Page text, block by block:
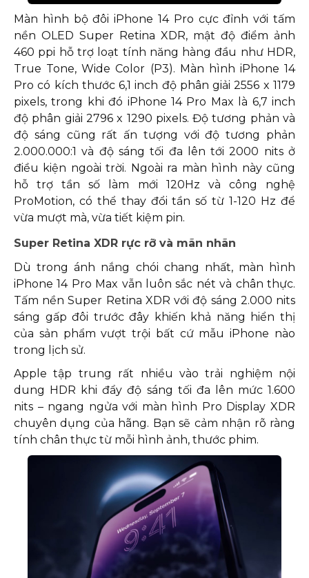
Màn hình bộ đôi iPhone 14 Pro cực đỉnh với tấm
nền OLED Super Retina XDR, mật độ điểm ảnh
460 ppi hỗ trợ loạt tính năng hàng đầu như HDR,
True Tone, Wide Color (P3). Màn hình iPhone 14
Pro có kích thước 6,1 inch độ phân giải 2556 x 1179
pixels, trong khi đó iPhone 14 Pro Max là 6,7 inch
độ phân giải 2796 x 1290 pixels. Độ tương phản và
độ sáng cũng rất ấn tượng với độ tương phản
2.000.000:1 và độ sáng tối đa lên tới 2000 nits ở
điều kiện ngoài trời. Ngoài ra màn hình này cũng
hỗ trợ tần số làm mới 120Hz và công nghệ
ProMotion, có thể thay đổi tần số từ 1-120 Hz để
vừa mượt mà, vừa tiết kiệm pin.
Super Retina XDR rực rỡ và mãn nhãn
Dù trong ánh nắng chói chang nhất, màn hình
iPhone 14 Pro Max vẫn luôn sắc nét và chân thực.
Tấm nền Super Retina XDR với độ sáng 2.000 nits
sáng gấp đôi trước đây khiến khả năng hiển thị
của sản phẩm vượt trội bất cứ mẫu iPhone nào
trong lịch sử.
Apple tập trung rất nhiều vào trải nghiệm nội
dung HDR khi đẩy độ sáng tối đa lên mức 1.600
nits – ngang ngửa với màn hình Pro Display XDR
chuyên dụng của hãng. Bạn sẽ cảm nhận rõ ràng
tính chân thực từ mỗi hình ảnh, thước phim.